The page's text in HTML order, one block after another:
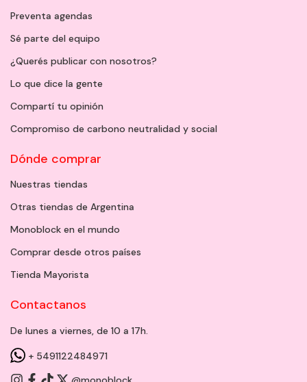
Preventa agendas
Sé parte del equipo
¿Querés publicar con nosotros?
Lo que dice la gente
Compartí tu opinión
Compromiso de carbono neutralidad y social
Dónde comprar
Nuestras tiendas
Otras tiendas de Argentina
Monoblock en el mundo
Comprar desde otros países
Tienda Mayorista
Contactanos
De lunes a viernes, de 10 a 17h.
+ 5491122484971